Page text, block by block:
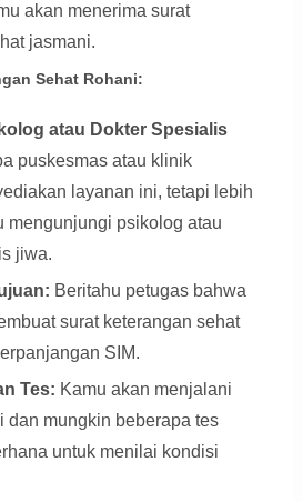
akan menerima surat
jasmani.
Sehat Rohani:
atau Dokter Spesialis
puskesmas atau klinik
layanan ini, tetapi lebih
mengunjungi psikolog atau
jiwa.
Beritahu petugas bahwa
surat keterangan sehat
SIM.
Tes: Kamu akan menjalani
dan mungkin beberapa tes
untuk menilai kondisi